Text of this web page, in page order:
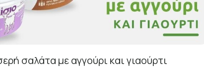
σαλάτα με αγγούρι και γιαούρτι